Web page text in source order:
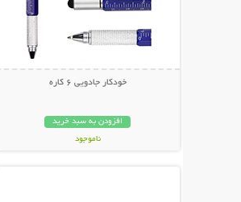
خودکار جادویی 6 کاره
افزودن به سبد خرید
ناموجود